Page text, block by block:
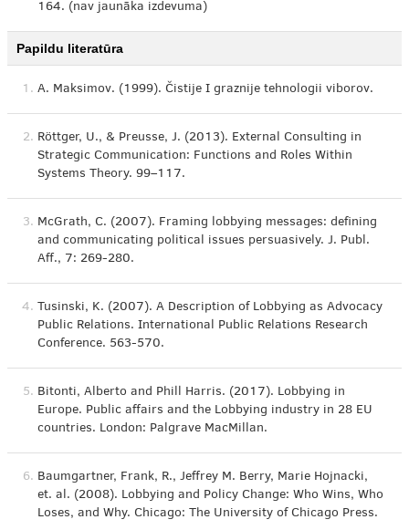
164. (nav jaunāka izdevuma)
Papildu literatūra
1. A. Maksimov. (1999). Čistije I graznije tehnologii viborov.
2. Röttger, U., & Preusse, J. (2013). External Consulting in
Strategic Communication: Functions and Roles Within
Systems Theory. 99–117.
3. McGrath, C. (2007). Framing lobbying messages: defining
and communicating political issues persuasively. J. Publ.
Aff., 7: 269-280.
4. Tusinski, K. (2007). A Description of Lobbying as Advocacy
Public Relations. International Public Relations Research
Conference. 563-570.
5. Bitonti, Alberto and Phill Harris. (2017). Lobbying in
Europe. Public affairs and the Lobbying industry in 28 EU
countries. London: Palgrave MacMillan.
6. Baumgartner, Frank, R., Jeffrey M. Berry, Marie Hojnacki,
et. al. (2008). Lobbying and Policy Change: Who Wins, Who
Loses, and Why. Chicago: The University of Chicago Press.